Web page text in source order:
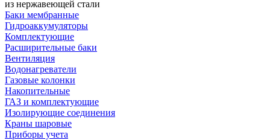
из нержавеющей стали
Баки мембранные
Гидроаккумуляторы
Комплектующие
Расширительные баки
Вентиляция
Водонагреватели
Газовые колонки
Накопительные
ГАЗ и комплектующие
Изолирующие соединения
Краны шаровые
Приборы учета